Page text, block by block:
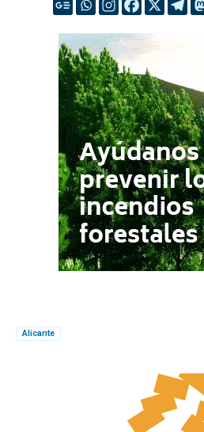
Alicante